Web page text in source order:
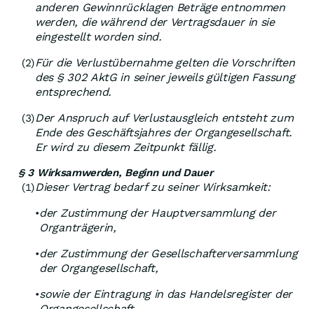
anderen Gewinnrücklagen Beträge entnommen
werden, die während der Vertragsdauer in sie
eingestellt worden sind.
(2)Für die Verlustübernahme gelten die Vorschriften
des § 302 AktG in seiner jeweils gültigen Fassung
entsprechend.
(3)Der Anspruch auf Verlustausgleich entsteht zum
Ende des Geschäftsjahres der Organgesellschaft.
Er wird zu diesem Zeitpunkt fällig.
§ 3 Wirksamwerden, Beginn und Dauer
(1)Dieser Vertrag bedarf zu seiner Wirksamkeit:
•der Zustimmung der Hauptversammlung der
Organträgerin,
•der Zustimmung der Gesellschafterversammlung
der Organgesellschaft,
•sowie der Eintragung in das Handelsregister der